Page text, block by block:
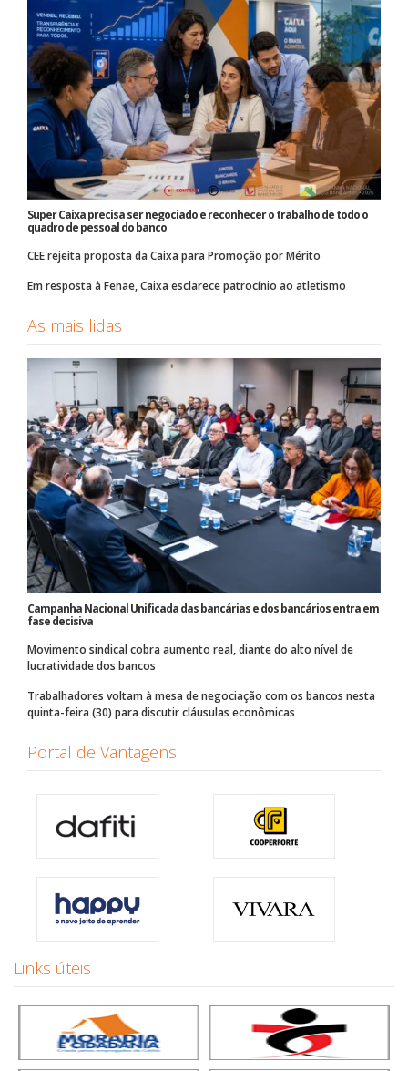
Super Caixa precisa ser negociado e reconhecer o trabalho de todo o
quadro de pessoal do banco
CEE rejeita proposta da Caixa para Promoção por Mérito
Em resposta à Fenae, Caixa esclarece patrocínio ao atletismo
As mais lidas
Campanha Nacional Unificada das bancárias e dos bancários entra em
fase decisiva
Movimento sindical cobra aumento real, diante do alto nível de
lucratividade dos bancos
Trabalhadores voltam à mesa de negociação com os bancos nesta
quinta-feira (30) para discutir cláusulas econômicas
Portal de Vantagens
Links úteis